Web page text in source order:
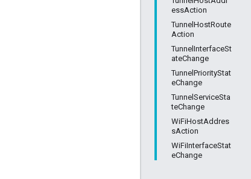
essAction
TunnelHostRoute
Action
TunnelInterfaceSt
ateChange
TunnelPriorityStat
eChange
TunnelServiceSta
teChange
WiFiHostAddres
sAction
WiFiInterfaceStat
eChange